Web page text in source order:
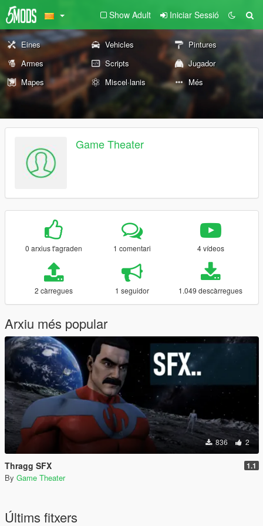
Show Adult Iniciar Sessió
Eines Vehicles
Pintures
Armes
Scripts
Jugador
Mapes
Miscel·lanis Més
Game Theater
0 arxius t'agraden 1 comentari 4 vídeos
2 càrregues 1 seguidor 1.049 descàrregues
Arxiu més popular
836 2
Thragg SFX 1.1
By Game Theater
Últims fitxers